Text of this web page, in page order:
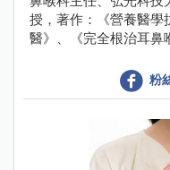
授，著作：《營養醫學
醫》、《完全根治耳鼻
粉